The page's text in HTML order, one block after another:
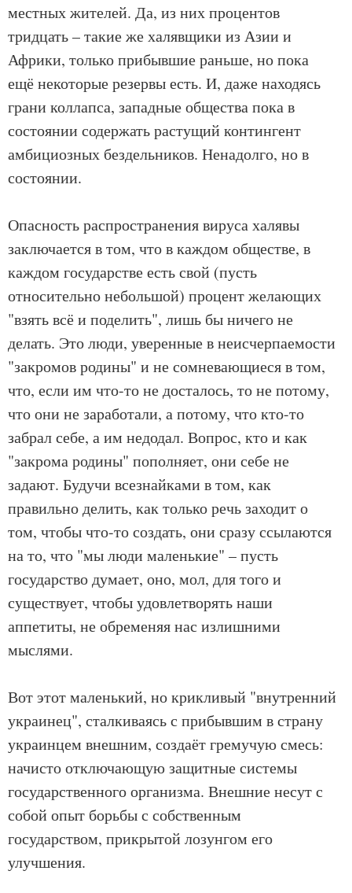
местных жителей. Да, из них процентов
тридцать – такие же халявщики из Азии и
Африки, только прибывшие раньше, но пока
ещё некоторые резервы есть. И, даже находясь
грани коллапса, западные общества пока в
состоянии содержать растущий контингент
амбициозных бездельников. Ненадолго, но в
состоянии.
Опасность распространения вируса халявы
заключается в том, что в каждом обществе, в
каждом государстве есть свой (пусть
относительно небольшой) процент желающих
"взять всё и поделить", лишь бы ничего не
делать. Это люди, уверенные в неисчерпаемости
"закромов родины" и не сомневающиеся в том,
что, если им что-то не досталось, то не потому,
что они не заработали, а потому, что кто-то
забрал себе, а им недодал. Вопрос, кто и как
"закрома родины" пополняет, они себе не
задают. Будучи всезнайками в том, как
правильно делить, как только речь заходит о
том, чтобы что-то создать, они сразу ссылаются
на то, что "мы люди маленькие" – пусть
государство думает, оно, мол, для того и
существует, чтобы удовлетворять наши
аппетиты, не обременяя нас излишними
мыслями.
Вот этот маленький, но крикливый "внутренний
украинец", сталкиваясь с прибывшим в страну
украинцем внешним, создаёт гремучую смесь:
начисто отключающую защитные системы
государственного организма. Внешние несут с
собой опыт борьбы с собственным
государством, прикрытой лозунгом его
улучшения.